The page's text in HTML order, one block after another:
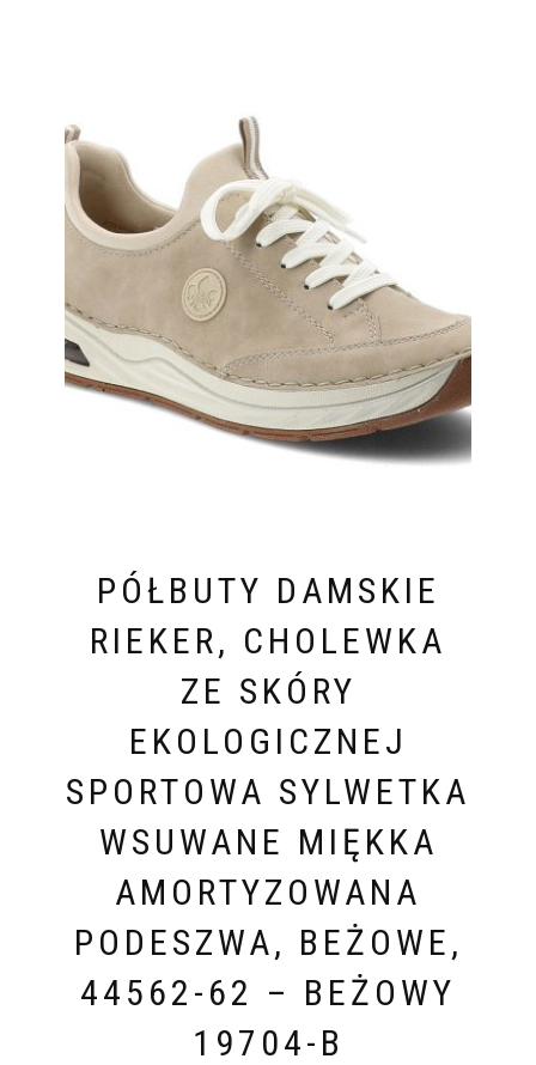
PÓŁBUTY DAMSKIE
RIEKER, CHOLEWKA
ZE SKÓRY
EKOLOGICZNEJ
SPORTOWA SYLWETKA
WSUWANE MIĘKKA
AMORTYZOWANA
PODESZWA, BEŻOWE,
44562-62 – BEŻOWY
19704-B